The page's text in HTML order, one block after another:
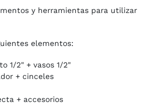
y herramientas para utilizar
elementos:
1/2" + vasos 1/2"
+ cinceles
+ accesorios